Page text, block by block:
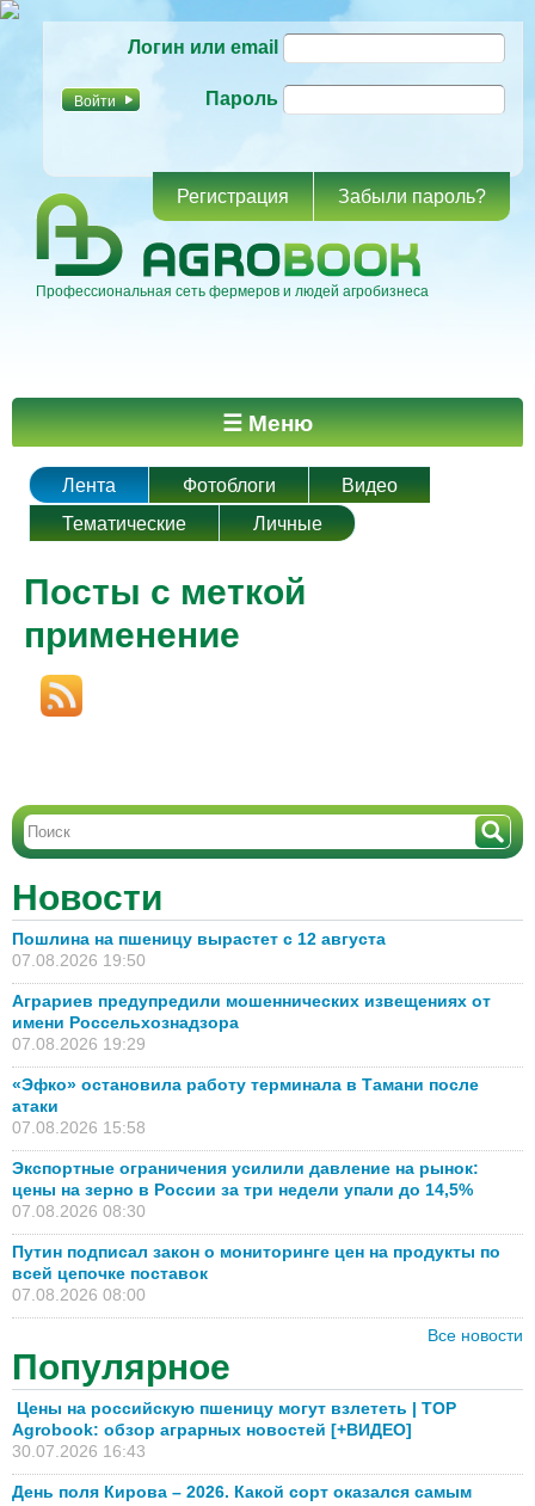
основному
Логин или email
Пароль
Регистрация Забыли пароль?
Профессиональная сеть фермеров и людей агробизнеса
Главное меню ☰ Меню
Лента Фотоблоги
Видео
Тематические
Личные
Посты с меткой
применение
Новости
Пошлина на пшеницу вырастет с 12 августа
07.08.2026 19:50
Аграриев предупредили мошеннических извещениях от
имени Россельхознадзора
07.08.2026 19:29
«Эфко» остановила работу терминала в Тамани после
атаки
07.08.2026 15:58
Экспортные ограничения усилили давление на рынок:
цены на зерно в России за три недели упали до 14,5%
07.08.2026 08:30
Путин подписал закон о мониторинге цен на продукты по
всей цепочке поставок
07.08.2026 08:00
Все новости
Популярное
Цены на российскую пшеницу могут взлететь | TOP
Agrobook: обзор аграрных новостей [+ВИДЕО]
30.07.2026 16:43
День поля Кирова – 2026. Какой сорт оказался самым